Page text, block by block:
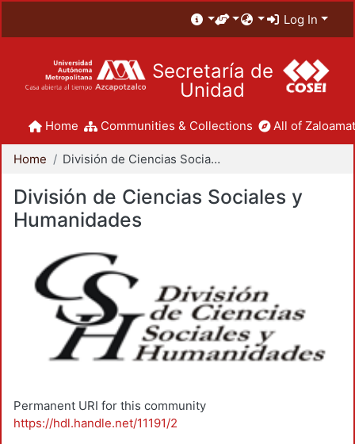
Log In
Secretaría de
Unidad
Home Communities & Collections All of
Home División de Ciencias Sociales y Humanidades
División de Ciencias Sociales y
Humanidades
Permanent URI for this community
https://hdl.handle.net/11191/2